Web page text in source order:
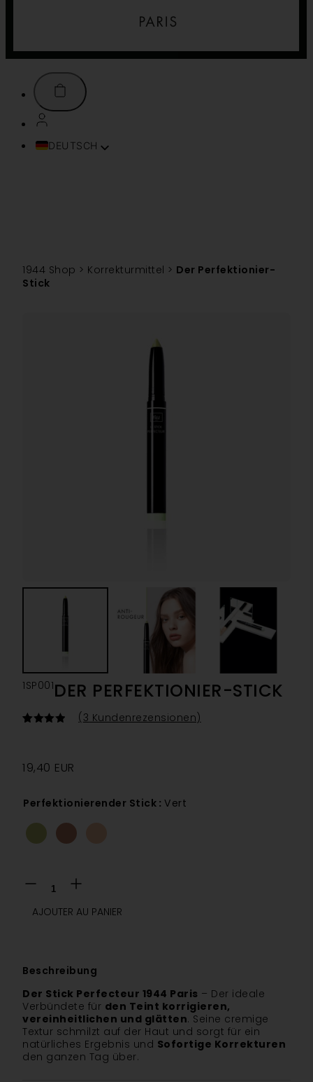
DEUTSCH
简体中文
1944 Shop > Korrekturmittel > Der Perfektionier-
Stick
DER PERFEKTIONIER-STICK
1SP001
basierend
auf
( 3 Kundenrezensionen)
19,40 EUR
Beschreibung
Der Stick Perfecteur 1944 Paris – Der ideale
Verbündete für den Teint korrigieren,
vereinheitlichen und glätten. Seine cremige
Textur schmilzt auf der Haut und sorgt für ein
natürliches Ergebnis und Sofortige Korrekturen
den ganzen Tag über.
Perfektionierender Stick : Vert
AJOUTER AU PANIER